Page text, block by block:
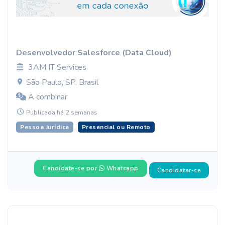
Desenvolvedor Salesforce (Data Cloud)
3AM IT Services
São Paulo, SP, Brasil
A combinar
Publicada há 2 semanas
Pessoa Jurídica Presencial ou Remoto
Candidate-se por Whatsapp Candidatar-se